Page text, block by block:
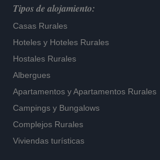
Tipos de alojamiento:
Casas Rurales
Hoteles y Hoteles Rurales
Hostales Rurales
Albergues
Apartamentos yApartamentos Rurales
Campings y Bungalows
Complejos Rurales
Viviendas turísticas